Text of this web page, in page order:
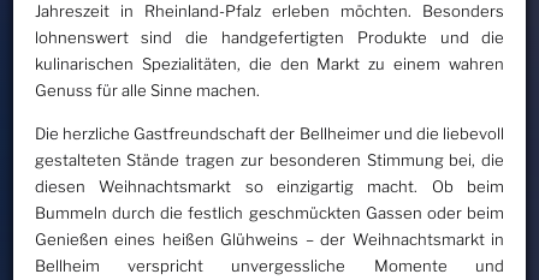
Jahreszeit in Rheinland-Pfalz erleben möchten. Besonders
lohnenswert sind die handgefertigten Produkte und die
kulinarischen Spezialitäten, die den Markt zu einem wahren
Genuss für alle Sinne machen.
Die herzliche Gastfreundschaft der Bellheimer und die liebevoll
gestalteten Stände tragen zur besonderen Stimmung bei, die
diesen Weihnachtsmarkt so einzigartig macht. Ob beim
Bummeln durch die festlich geschmückten Gassen oder beim
Genießen eines heißen Glühweins – der Weihnachtsmarkt in
Bellheim verspricht unvergessliche Momente und